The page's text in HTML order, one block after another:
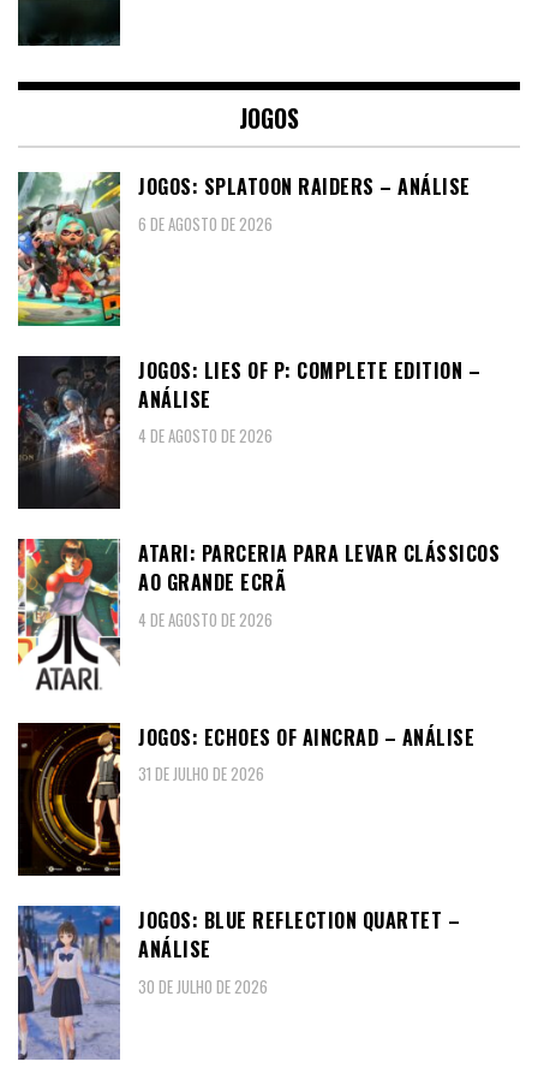
JOGOS
JOGOS: SPLATOON RAIDERS – ANÁLISE
6 DE AGOSTO DE 2026
JOGOS: LIES OF P: COMPLETE EDITION –
ANÁLISE
4 DE AGOSTO DE 2026
ATARI: PARCERIA PARA LEVAR CLÁSSICOS
AO GRANDE ECRÃ
4 DE AGOSTO DE 2026
JOGOS: ECHOES OF AINCRAD – ANÁLISE
31 DE JULHO DE 2026
JOGOS: BLUE REFLECTION QUARTET –
ANÁLISE
30 DE JULHO DE 2026